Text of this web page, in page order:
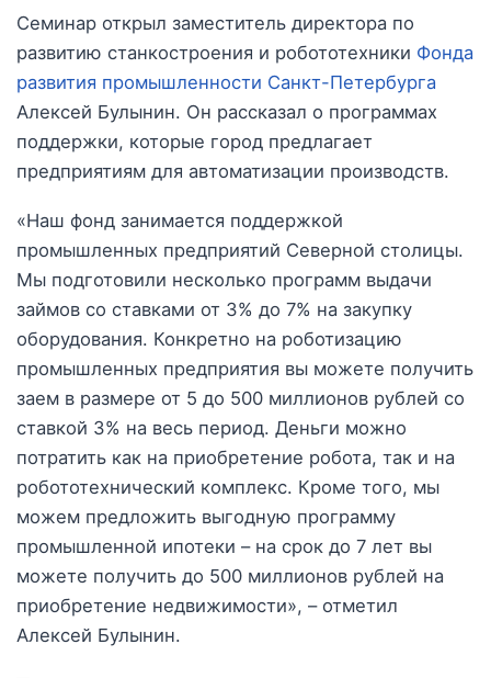
Семинар открыл заместитель директора по
развитию станкостроения и робототехники Фонда
развития промышленности Санкт-Петербурга
Алексей Булынин. Он рассказал о программах
поддержки, которые город предлагает
предприятиям для автоматизации производств.
«Наш фонд занимается поддержкой
промышленных предприятий Северной столицы.
Мы подготовили несколько программ выдачи
займов со ставками от 3% до 7% на закупку
оборудования. Конкретно на роботизацию
промышленных предприятия вы можете получить
заем в размере от 5 до 500 миллионов рублей со
ставкой 3% на весь период. Деньги можно
потратить как на приобретение робота, так и на
робототехнический комплекс. Кроме того, мы
можем предложить выгодную программу
промышленной ипотеки – на срок до 7 лет вы
можете получить до 500 миллионов рублей на
приобретение недвижимости», – отметил
Алексей Булынин.